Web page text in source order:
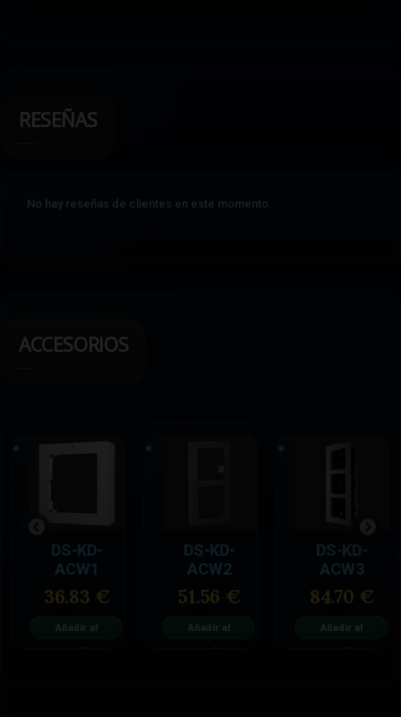
RESEÑAS
No hay reseñas de clientes en este momento.
ACCESORIOS
DS-KD-
ACW1
36.83 €
Añadir al
carrito
DS-KD-
ACW2
51.56 €
Añadir al
carrito
DS-KD-
ACW3
84.70 €
Añadir al
carrito